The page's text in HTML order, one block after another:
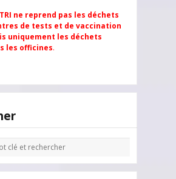
ne reprend pas les déchets
de tests et de vaccination
uniquement les déchets
les officines.